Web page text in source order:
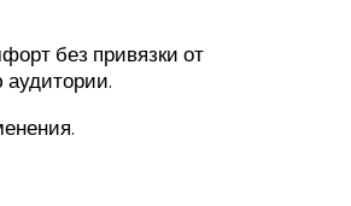
без привязки от